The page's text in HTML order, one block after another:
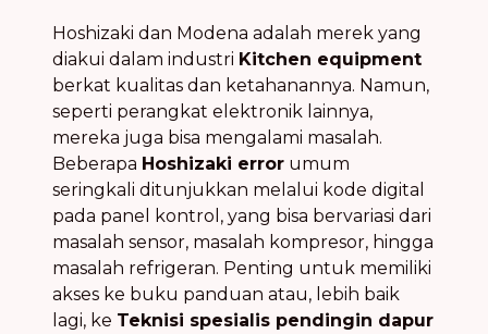
Hoshizaki dan Modena adalah merek yang
diakui dalam industri Kitchen equipment
berkat kualitas dan ketahanannya. Namun,
seperti perangkat elektronik lainnya,
mereka juga bisa mengalami masalah.
Beberapa Hoshizaki error umum
seringkali ditunjukkan melalui kode digital
pada panel kontrol, yang bisa bervariasi dari
masalah sensor, masalah kompresor, hingga
masalah refrigeran. Penting untuk memiliki
akses ke buku panduan atau, lebih baik
lagi, ke Teknisi spesialis pendingin dapur